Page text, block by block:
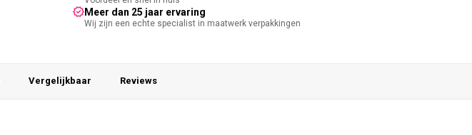
Meer dan 25 jaar ervaring
Wij zijn een echte specialist in maatwerk verpakkingen
Vergelijkbaar Reviews